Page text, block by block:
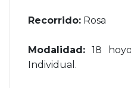
Recorrido: Rosa
Modalidad: 18
Individual.